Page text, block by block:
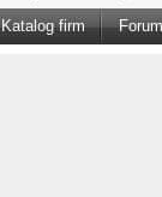
w NGO'»Ruszył nabór
Katalog firm Forum